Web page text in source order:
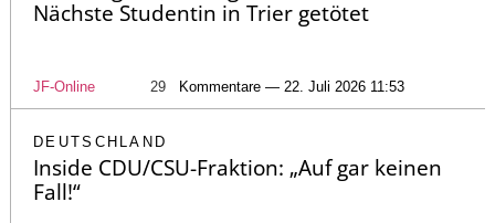
Nächste Studentin in Trier getötet
JF-Online 29 Kommentare — 22. Juli 2026 11:53
DEUTSCHLAND
Inside CDU/CSU-Fraktion: „Auf gar keinen
Fall!“